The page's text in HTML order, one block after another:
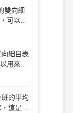
雙向細
可以用
聯效度
細目表
用來判
度(C)
的平均
這是屬